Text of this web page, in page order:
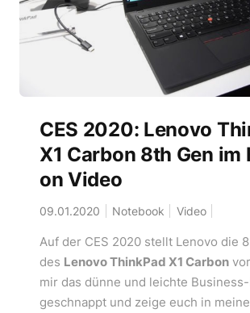
CES 2020: Lenovo
X1 Carbon 8th Gen im
on Video
09.01.2020 Notebook Video
Auf der CES 2020 stellt Lenovo die
des Lenovo ThinkPad X1 Carbon
mir das dünne und leichte
geschnappt und zeige euch in